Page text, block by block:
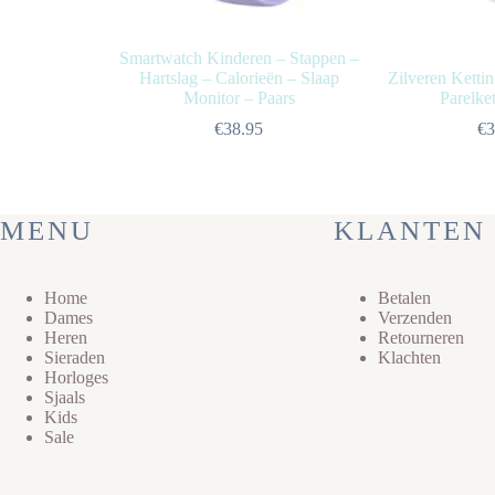
Smartwatch Kinderen – Stappen –
Hartslag – Calorieën – Slaap
Monitor – Paars
€38.95
Zilveren
€
MENU
Home
Dames
Heren
Sieraden
Horloges
Sjaals
Kids
Sale
KLANTEN
Betalen
Verzenden
Retourneren
Klachten